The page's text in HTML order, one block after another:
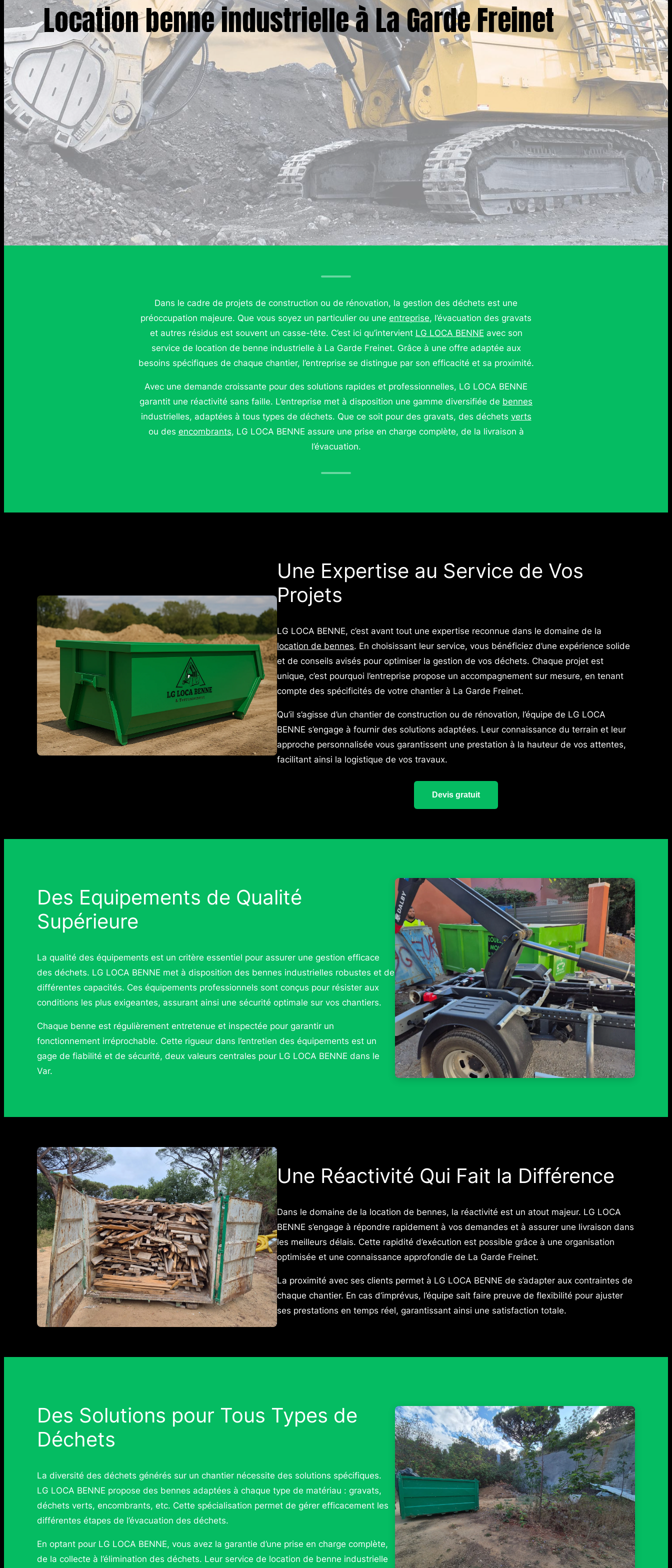
Location benne industrielle à La Garde Freinet
Dans le cadre de projets de construction ou de rénovation, la gestion des déchets est une
préoccupation majeure. Que vous soyez un particulier ou une entreprise, l’évacuation des gravats
et autres résidus est souvent un casse-tête. C’est ici qu’intervient LG LOCA BENNE avec son
service de location de benne industrielle à La Garde Freinet. Grâce à une offre adaptée aux
besoins spécifiques de chaque chantier, l’entreprise se distingue par son efficacité et sa proximité.
Avec une demande croissante pour des solutions rapides et professionnelles, LG LOCA BENNE
garantit une réactivité sans faille. L’entreprise met à disposition une gamme diversifiée de bennes
industrielles, adaptées à tous types de déchets. Que ce soit pour des gravats, des déchets verts
ou des encombrants, LG LOCA BENNE assure une prise en charge complète, de la livraison à
l’évacuation.
Une Expertise au Service de Vos
Projets
LG LOCA BENNE, c’est avant tout une expertise reconnue dans le domaine de la
location de bennes. En choisissant leur service, vous bénéficiez d’une expérience solide
et de conseils avisés pour optimiser la gestion de vos déchets. Chaque projet est
unique, c’est pourquoi l’entreprise propose un accompagnement sur mesure, en tenant
compte des spécificités de votre chantier à La Garde Freinet.
Qu’il s’agisse d’un chantier de construction ou de rénovation, l’équipe de LG LOCA
BENNE s’engage à fournir des solutions adaptées. Leur connaissance du terrain et leur
approche personnalisée vous garantissent une prestation à la hauteur de vos attentes,
facilitant ainsi la logistique de vos travaux.
Devis gratuit
Des Equipements de Qualité
Supérieure
La qualité des équipements est un critère essentiel pour assurer une gestion efficace
des déchets. LG LOCA BENNE met à disposition des bennes industrielles robustes et de
différentes capacités. Ces équipements professionnels sont conçus pour résister aux
conditions les plus exigeantes, assurant ainsi une sécurité optimale sur vos chantiers.
Chaque benne est régulièrement entretenue et inspectée pour garantir un
fonctionnement irréprochable. Cette rigueur dans l’entretien des équipements est un
gage de fiabilité et de sécurité, deux valeurs centrales pour LG LOCA BENNE dans le
Var.
Une Réactivité Qui Fait la Différence
Dans le domaine de la location de bennes, la réactivité est un atout majeur. LG LOCA
BENNE s’engage à répondre rapidement à vos demandes et à assurer une livraison dans
les meilleurs délais. Cette rapidité d’exécution est possible grâce à une organisation
optimisée et une connaissance approfondie de La Garde Freinet.
La proximité avec ses clients permet à LG LOCA BENNE de s’adapter aux contraintes de
chaque chantier. En cas d’imprévus, l’équipe sait faire preuve de flexibilité pour ajuster
ses prestations en temps réel, garantissant ainsi une satisfaction totale.
Des Solutions pour Tous Types de
Déchets
La diversité des déchets générés sur un chantier nécessite des solutions spécifiques.
LG LOCA BENNE propose des bennes adaptées à chaque type de matériau : gravats,
déchets verts, encombrants, etc. Cette spécialisation permet de gérer efficacement les
différentes étapes de l’évacuation des déchets.
En optant pour LG LOCA BENNE, vous avez la garantie d’une prise en charge complète,
de la collecte à l’élimination des déchets. Leur service de location de benne industrielle